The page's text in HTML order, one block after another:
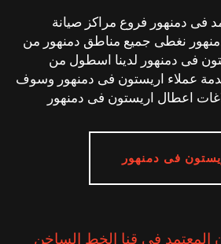
فى دمنهور فروع مراكز صيانة
نغطى جميع مناطق دمنهور من
فى دمنهور لدينا اسطول من
عملاء اريستون فى دمنهور وسوف
اعطال اريستون فى دمنهور
فى دمنهور
المعتمد فى قنا الخط الساخن